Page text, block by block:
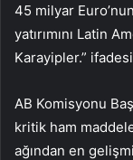
45 milyar
yatırımını Latin
Karayipler.”
AB Komisyonu
kritik ham
ağından en